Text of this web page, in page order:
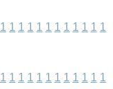
1 1 1 1 1 1 1 1 1 1 1 1
1 1 1 1 1 1 1 1 1 1 1 1